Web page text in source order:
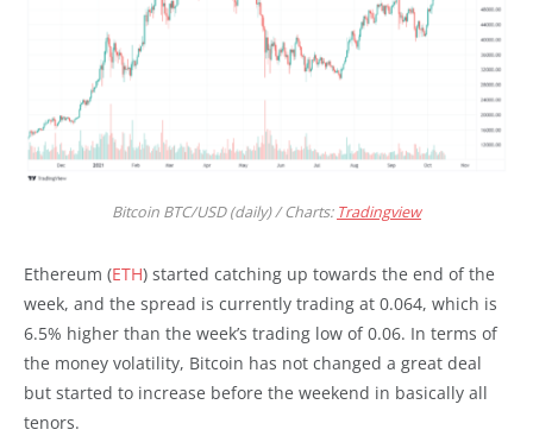
Bitcoin BTC/USD (daily) / Charts: Tradingview
Ethereum (ETH) started catching up towards the end of the
week, and the spread is currently trading at 0.064, which is
6.5% higher than the week’s trading low of 0.06. In terms of
the money volatility, Bitcoin has not changed a great deal
but started to increase before the weekend in basically all
tenors.